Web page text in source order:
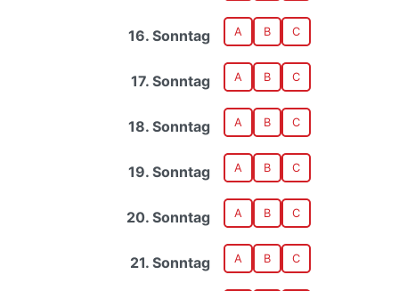
16. Sonntag A B C
17. Sonntag A B C
18. Sonntag A B C
19. Sonntag A B C
20. Sonntag A B C
21. Sonntag A B C